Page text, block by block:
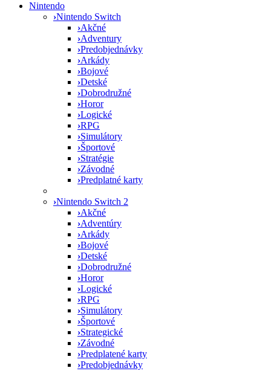
Nintendo
›Nintendo Switch
›Akčné
›Adventury
›Predobjednávky
›Arkády
›Bojové
›Detské
›Dobrodružné
›Horor
›Logické
›RPG
›Simulátory
›Športové
›Stratégie
›Závodné
›Predplatné karty
›Nintendo Switch 2
›Akčné
›Adventúry
›Arkády
›Bojové
›Detské
›Dobrodružné
›Horor
›Logické
›RPG
›Simulátory
›Športové
›Strategické
›Závodné
›Predplatené karty
›Predobjednávky